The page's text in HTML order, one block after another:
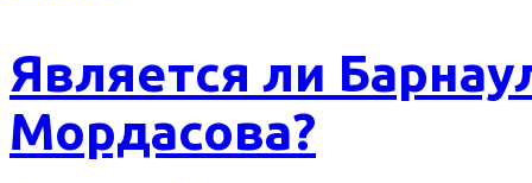
Является ли
Мордасова?